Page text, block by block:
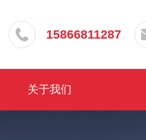
15866811287
关于我们